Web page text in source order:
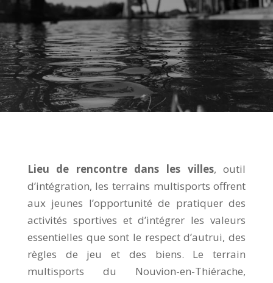
Lieu de rencontre dans les villes, outil
d’intégration, les terrains multisports offrent
aux jeunes l’opportunité de pratiquer des
activités sportives et d’intégrer les valeurs
essentielles que sont le respect d’autrui, des
règles de jeu et des biens. Le terrain
multisports du Nouvion-en-Thiérache,